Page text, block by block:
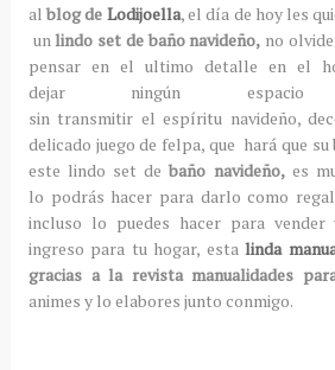
al blog de Lodijoella, el día de hoy les
unlindo set de baño navideño, no
pensar en el ultimo detalle en el
dejar ningún
sin transmitir el espíritu navideño,
delicado juego de felpa, que hará que su
este lindo set debaño navideño,es
lo podrás hacer para darlo como
incluso lo puedes hacer para
ingreso para tu hogar, estalinda
gracias a la revista manualidades
animes y lo elabores junto conmigo.